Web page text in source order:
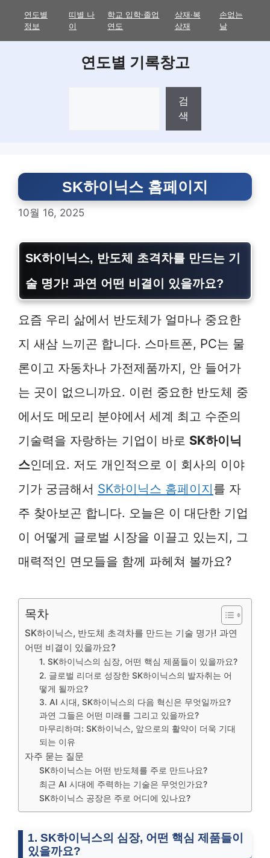
연도별
정보
띠별 나
이
학교 입학·졸업
연도
삼재·복
삼재
손없는
날
연도별 기록창고
검
색
SK하이닉스 홈페이지
10월 16, 2025
SK하이닉스, 반도체 초격차를 만드는 기
술 명가! 과연 어떤 비결이 있을까요?
요즘 우리 삶에서 반도체가 얼마나 중요한
지 새삼 느끼곤 합니다. 스마트폰, PC는 물
론이고 자동차나 가전제품까지, 안 들어가
는 곳이 없으니까요. 이런 중요한 반도체 중
에서도 메모리 분야에서 세계 최고 수준의
기술력을 자랑하는 기업이 바로 SK하이닉
스인데요. 저도 개인적으로 이 회사의 이야
기가 궁금해서 SK하이닉스 홈페이지를 자
주 찾아보곤 합니다. 오늘은 이 대단한 기업
이 어떻게 글로벌 시장을 이끌고 있는지, 그
매력적인 면모들을 함께 파헤쳐 볼까요?
목차
SK하이닉스, 반도체 초격차를 만드는 기술 명가! 과연
어떤 비결이 있을까요?
1. SK하이닉스의 심장, 어떤 핵심 제품들이 있을까요?
2. 글로벌 리더로 성장한 SK하이닉스의 발자취는 어
떻게 될까요?
3. AI 시대, SK하이닉스의 다음 혁신은 무엇일까요?
과연 그들은 어떤 미래를 그리고 있을까요?
마무리하며: SK하이닉스, 앞으로의 활약이 더욱 기대
되는 이유
자주 묻는 질문
SK하이닉스는 어떤 반도체를 주로 만드나요?
최근 AI 시대에 주력하는 기술은 무엇인가요?
SK하이닉스 공장은 주로 어디에 있나요?
1. SK하이닉스의 심장, 어떤 핵심 제품들이
있을까요?